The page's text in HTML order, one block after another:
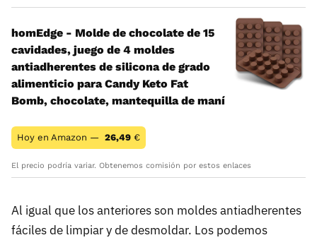
homEdge - Molde de chocolate de 15
cavidades, juego de 4 moldes
antiadherentes de silicona de grado
alimenticio para Candy Keto Fat
Bomb, chocolate, mantequilla de maní
Hoy en Amazon — 26,49 €
El precio podría variar. Obtenemos comisión por estos enlaces
Al igual que los anteriores son moldes antiadherentes
fáciles de limpiar y de desmoldar. Los podemos